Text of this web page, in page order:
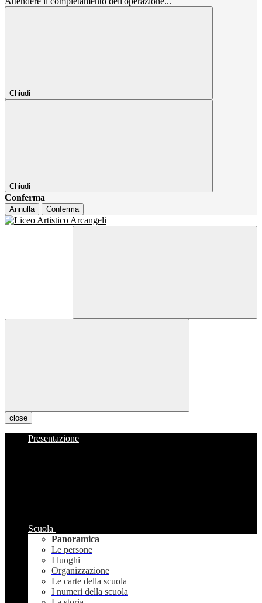
Chiudi
Chiudi
Conferma
Annulla Conferma
close
Presentazione
Scuola
Panoramica
Le persone
I luoghi
Organizzazione
Le carte della scuola
I numeri della scuola